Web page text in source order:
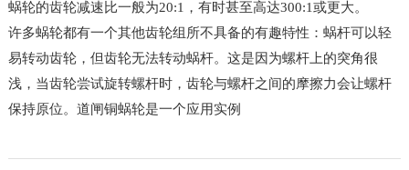
蜗轮的齿轮减速比一般为20:1，有时甚至高达300:1或更大。
许多蜗轮都有一个其他齿轮组所不具备的有趣特性：蜗杆可以轻
易转动齿轮，但齿轮无法转动蜗杆。这是因为螺杆上的突角很
浅，当齿轮尝试旋转螺杆时，齿轮与螺杆之间的摩擦力会让螺杆
保持原位。道闸铜蜗轮是一个应用实例